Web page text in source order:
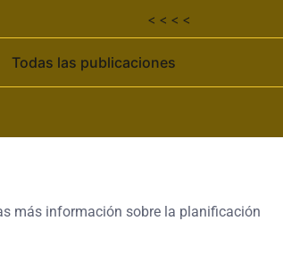
< < < <
Todas las publicaciones
más información sobre la planificación